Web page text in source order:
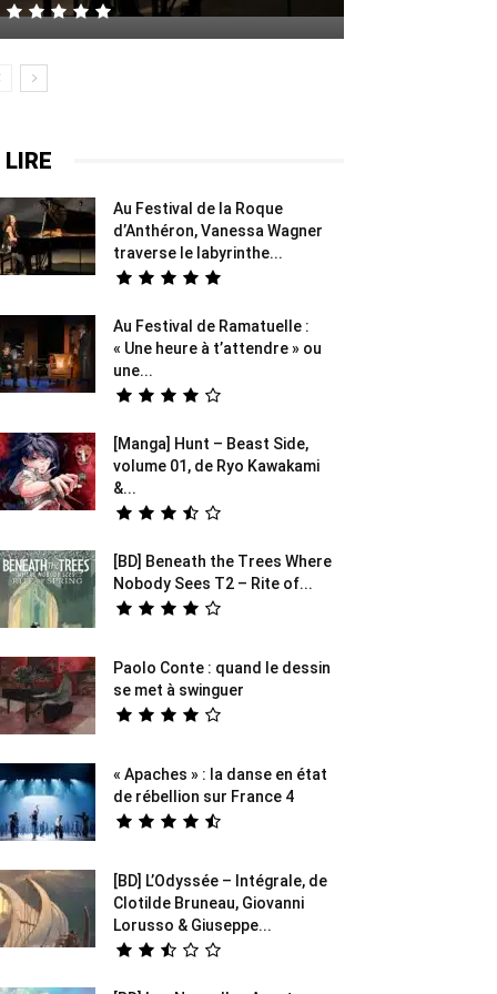
Au Festival de la Roque
d’Anthéron, Vanessa Wagner
traverse le labyrinthe...
Au Festival de Ramatuelle :
« Une heure à t’attendre » ou
une...
[Manga] Hunt – Beast Side,
volume 01, de Ryo Kawakami
&...
[BD] Beneath the Trees Where
Nobody Sees T2 – Rite of...
Paolo Conte : quand le dessin
se met à swinguer
« Apaches » : la danse en état
de rébellion sur France 4
[BD] L’Odyssée – Intégrale, de
Clotilde Bruneau, Giovanni
Lorusso & Giuseppe...